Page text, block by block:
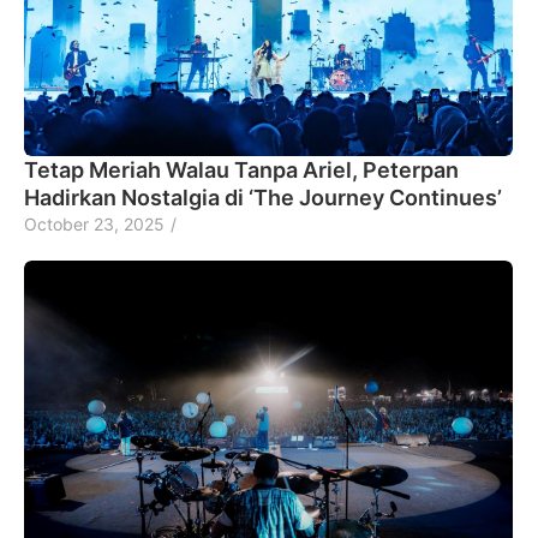
Tetap Meriah Walau Tanpa Ariel, Peterpan
Hadirkan Nostalgia di ‘The Journey Continues’
October 23, 2025 /